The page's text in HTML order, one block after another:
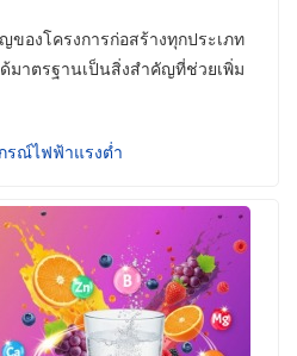
องโครงการก่อสร้างทุกประเภท
มาตรฐานเป็นสิ่งสำคัญที่ช่วยเพิ่ม
รณ์ไฟฟ้าแรงต่ำ